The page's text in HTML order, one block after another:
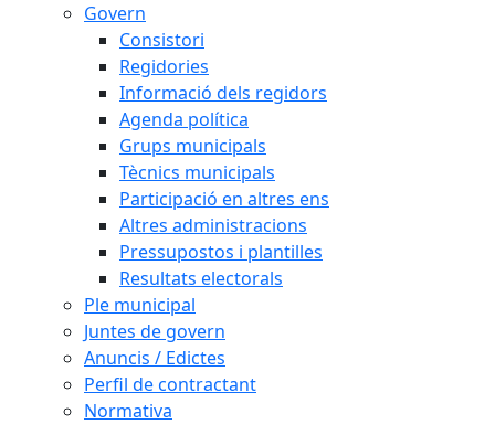
Govern
Consistori
Regidories
Informació dels regidors
Agenda política
Grups municipals
Tècnics municipals
Participació en altres ens
Altres administracions
Pressupostos i plantilles
Resultats electorals
Ple municipal
Juntes de govern
Anuncis / Edictes
Perfil de contractant
Normativa